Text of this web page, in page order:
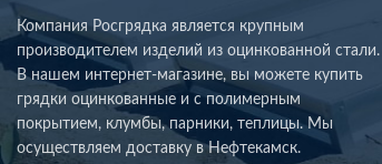
Компания Росгрядка является крупным
производителем изделий из оцинкованной стали.
В нашем интернет-магазине, вы можете купить
грядки оцинкованные и с полимерным
покрытием, клумбы, парники, теплицы. Мы
осуществляем доставку в Нефтекамск.